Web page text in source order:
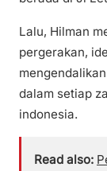
Lalu, Hilman
pergerakan,
dalam setiap
indonesia.
Read also: